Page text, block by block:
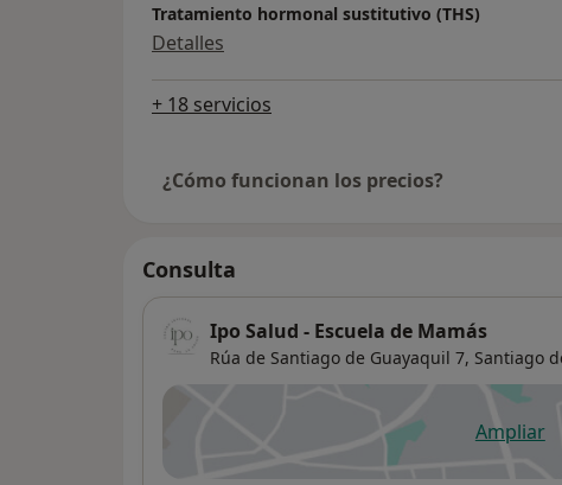
Tratamiento hormonal sustitutivo (THS)
Detalles
+ 18 servicios
¿Cómo funcionan los precios?
Consulta
Ipo Salud - Escuela de Mamás
Rúa de Santiago de Guayaquil 7, Santiago
Ampliar
se